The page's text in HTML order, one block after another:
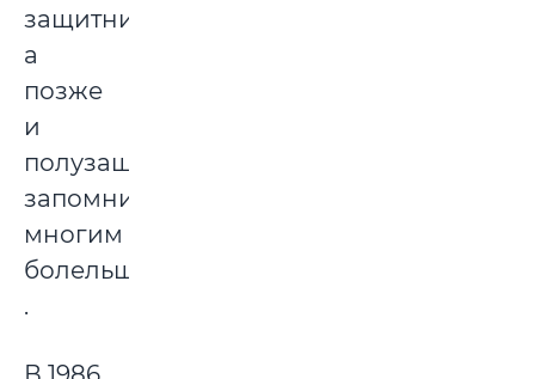
защитник,
а
позже
и
полузашитник,
запомнился
многим
болельщикам
.